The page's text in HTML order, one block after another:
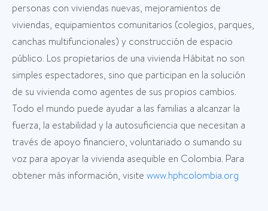
personas con viviendas nuevas, mejoramientos de
viviendas, equipamientos comunitarios (colegios, parques,
canchas multifuncionales) y construcción de espacio
público. Los propietarios de una vivienda Hábitat no son
simples espectadores, sino que participan en la solución
de su vivienda como agentes de sus propios cambios.
Todo el mundo puede ayudar a las familias a alcanzar la
fuerza, la estabilidad y la autosuficiencia que necesitan a
través de apoyo financiero, voluntariado o sumando su
voz para apoyar la vivienda asequible en Colombia. Para
obtener más información, visite www.hphcolombia.org